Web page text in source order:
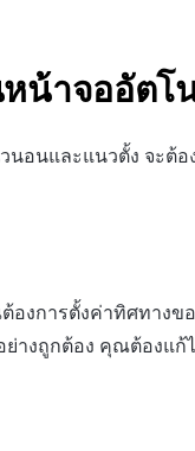
น้าจออัตโ
นอนและแนวตั้ง จะต้
องการตั้งค่าทิศทาง
างถูกต้อง คุณต้องแก้